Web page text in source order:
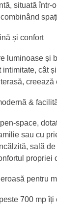
situată într-
și confort
luminoase și
intimitate, cât
&
space,
sau cu
sală
propriei
pentru
700 mp